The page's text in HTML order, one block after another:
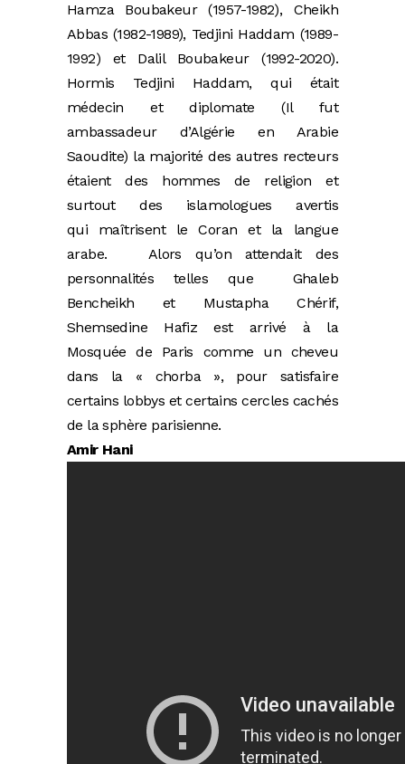
Hamza Boubakeur (1957-1982), Cheikh
Abbas (1982-1989), Tedjini Haddam (1989-
1992) et Dalil Boubakeur (1992-2020).
Hormis Tedjini Haddam, qui était
médecin et diplomate (Il fut
ambassadeur d’Algérie en Arabie
Saoudite) la majorité des autres recteurs
étaient des hommes de religion et
surtout des islamologues avertis
qui maîtrisent le Coran et la langue
arabe. Alors qu’on attendait des
personnalités telles que Ghaleb
Bencheikh et Mustapha Chérif,
Shemsedine Hafiz est arrivé à la
Mosquée de Paris comme un cheveu
dans la « chorba », pour satisfaire
certains lobbys et certains cercles cachés
de la sphère parisienne.
Amir Hani